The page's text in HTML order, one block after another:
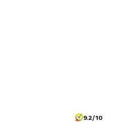
9.2/10